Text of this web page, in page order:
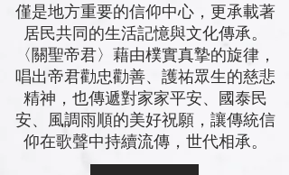
僅是地方重要的信仰中心，更承載著
居民共同的生活記憶與文化傳承。
〈關聖帝君〉藉由樸實真摯的旋律，
唱出帝君勸忠勸善、護祐眾生的慈悲
精神，也傳遞對家家平安、國泰民
安、風調雨順的美好祝願，讓傳統信
仰在歌聲中持續流傳，世代相承。